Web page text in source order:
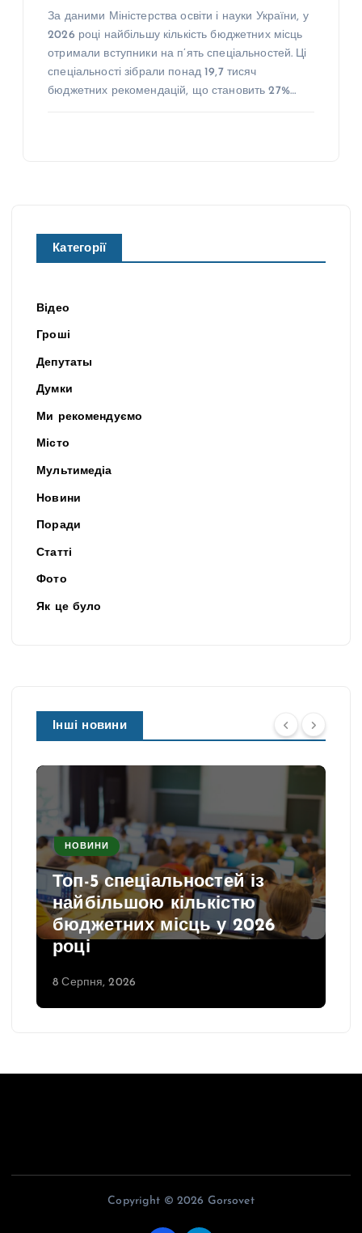
За даними Міністерства освіти і науки України, у
2026 році найбільшу кількість бюджетних місць
отримали вступники на п’ять спеціальностей. Ці
спеціальності зібрали понад 19,7 тисяч
бюджетних рекомендацій, що становить 27%…
Категорії
Відео
Гроші
Депутаты
Думки
Ми рекомендуємо
Місто
Мультимедіа
Новини
Поради
Статті
Фото
Як це було
Інші новини
НОВИНИ
Топ-5 спеціальностей із
найбільшою кількістю
бюджетних місць у 2026
році
8 Серпня, 2026
Copyright © 2026 Gorsovet